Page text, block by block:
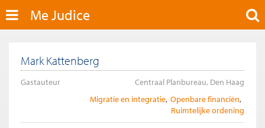
Me Judice
Mark Kattenberg
Gastauteur
Centraal Planbureau, Den Haag
Migratie en integratie Openbare financiën
Ruimtelijke ordening